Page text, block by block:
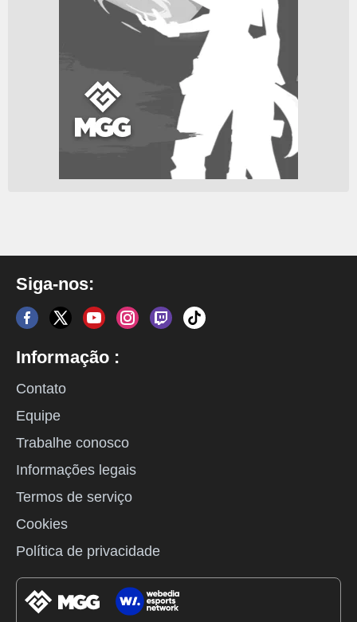
Siga-nos:
Informação :
Contato
Equipe
Trabalhe conosco
Informações legais
Termos de serviço
Cookies
Política de privacidade